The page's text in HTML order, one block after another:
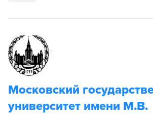
Московский
университет имени М.В.